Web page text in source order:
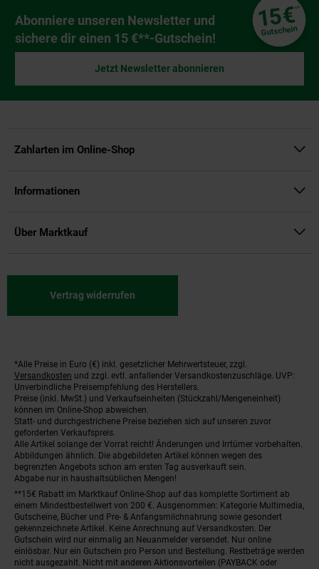
Newsletter Anmeldung
Abonniere unseren Newsletter und
sichere dir einen 15 €**-Gutschein!
15€**
Gutschein
Jetzt Newsletter abonnieren
Zahlarten im Online-Shop
Informationen
Über Marktkauf
Vertrag widerrufen
Fußnoten
*Alle Preise in Euro (€) inkl. gesetzlicher Mehrwertsteuer, zzgl.
Versandkosten und zzgl. evtl. anfallender Versandkostenzuschläge. UVP:
Unverbindliche Preisempfehlung des Herstellers.
Preise (inkl. MwSt.) und Verkaufseinheiten (Stückzahl/Mengeneinheit)
können im Online-Shop abweichen.
Statt- und durchgestrichene Preise beziehen sich auf unseren zuvor
geforderten Verkaufspreis.
Alle Artikel solange der Vorrat reicht! Änderungen und Irrtümer vorbehalten.
Abbildungen ähnlich. Die abgebildeten Artikel können wegen des
begrenzten Angebots schon am ersten Tag ausverkauft sein.
Abgabe nur in haushaltsüblichen Mengen!
**15€ Rabatt im Marktkauf Online-Shop auf das komplette Sortiment ab
einem Mindestbestellwert von 200 €. Ausgenommen: Kategorie Multimedia,
Gutscheine, Bücher und Pre- & Anfangsmilchnahrung sowie gesondert
gekennzeichnete Artikel. Keine Anrechnung auf Versandkosten. Der
Gutschein wird nur einmalig an Neuanmelder versendet. Nur online
einlösbar. Nur ein Gutschein pro Person und Bestellung. Restbeträge werden
nicht ausgezahlt. Nicht mit anderen Aktionsvorteilen (PAYBACK oder